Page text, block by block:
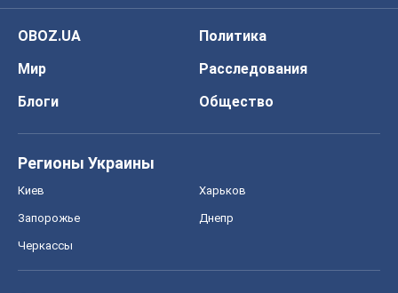
OBOZ.UA
Политика
Мир
Расследования
Блоги
Общество
Регионы Украины
Киев Харьков
Запорожье Днепр
Черкассы